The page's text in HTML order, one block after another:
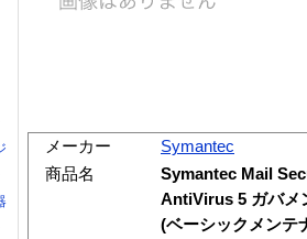
メーカー
Symantec
商品名
Symantec Mail
AntiVirus 5 ガバメ
(ベーシックメンテ